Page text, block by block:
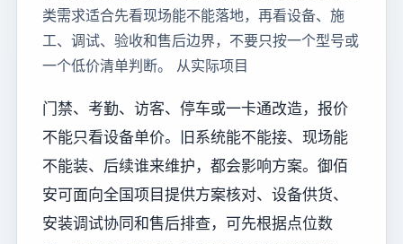
类需求适合先看现场能不能落地，再看设备、施
工、调试、验收和售后边界，不要只按一个型号或
一个低价清单判断。 从实际项目
门禁、考勤、访客、停车或一卡通改造，报价
不能只看设备单价。旧系统能不能接、现场能
不能装、后续谁来维护，都会影响方案。御佰
安可面向全国项目提供方案核对、设备供货、
安装调试协同和售后排查，可先根据点位数